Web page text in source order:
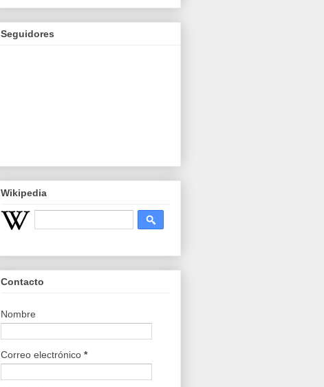
Seguidores
Wikipedia
Contacto
Nombre
Correo electrónico *